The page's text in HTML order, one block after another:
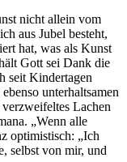
nicht allein vom
aus Jubel besteht,
hat, was als Kunst
Gott sei Dank die
seit Kindertagen
unterhaltsamen
Lachen
„Wenn alle
optimistisch: „Ich
selbst von mir, und